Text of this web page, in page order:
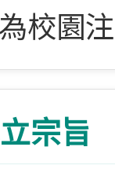
校園
宗旨